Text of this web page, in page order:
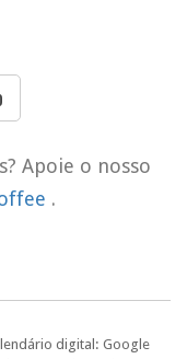
Apoie o nosso
.
digital: Google